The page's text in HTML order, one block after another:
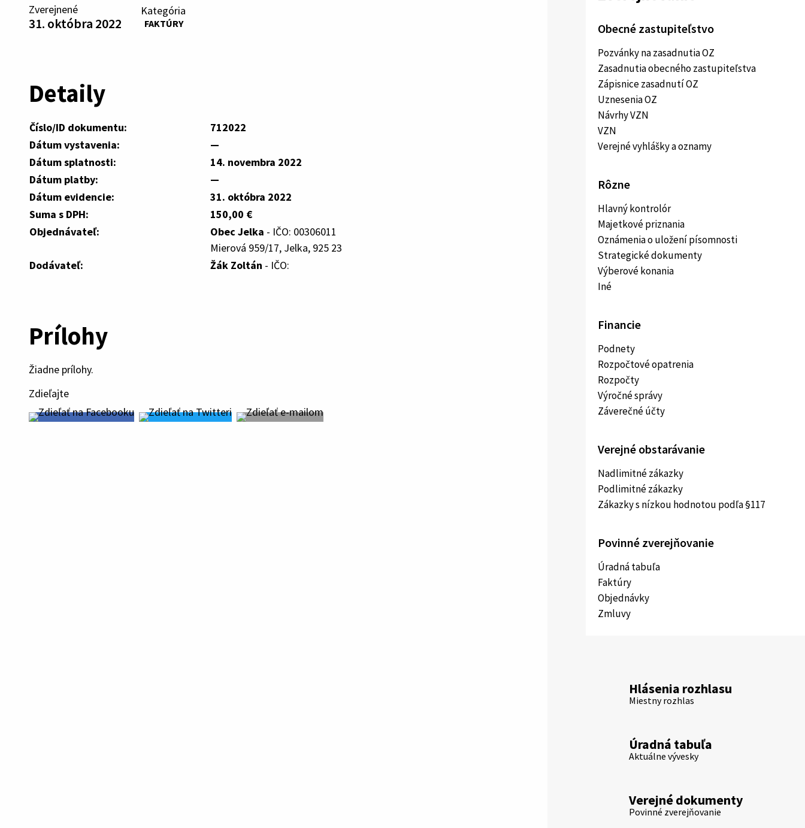
Zverejnené
31. októbra 2022
Kategória
FAKTÚRY
Detaily
Číslo/ID dokumentu:
712022
Dátum vystavenia:
—
Dátum splatnosti:
14. novembra 2022
Dátum platby:
—
Dátum evidencie:
31. októbra 2022
Suma s DPH:
150,00 €
Objednávateľ:
Obec Jelka - IČO: 00306011
Mierová 959/17, Jelka, 925 23
Dodávateľ:
Žák Zoltán - IČO:
Prílohy
Žiadne prílohy.
Zdieľajte
Obecné zastupiteľstvo
Pozvánky na zasadnutia OZ
Zasadnutia obecného zastupiteľstva
Zápisnice zasadnutí OZ
Uznesenia OZ
Návrhy VZN
VZN
Verejné vyhlášky a oznamy
Rôzne
Hlavný kontrolór
Majetkové priznania
Oznámenia o uložení písomnosti
Strategické dokumenty
Výberové konania
Iné
Financie
Podnety
Rozpočtové opatrenia
Rozpočty
Výročné správy
Záverečné účty
Verejné obstarávanie
Nadlimitné zákazky
Podlimitné zákazky
Zákazky s nízkou hodnotou podľa §117
Povinné zverejňovanie
Úradná tabuľa
Faktúry
Objednávky
Zmluvy
Hlásenia rozhlasu
Miestny rozhlas
Úradná tabuľa
Aktuálne vývesky
Verejné dokumenty
Povinné zverejňovanie